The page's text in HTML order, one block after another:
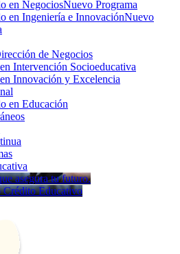
en NegociosNuevo Programa
en Ingeniería e InnovaciónNuevo
de Negocios
Intervención Socioeducativa
Innovación y Excelencia
en Educación
asegura tu futuro.
Crédito Educativo